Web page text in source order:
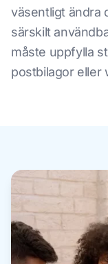
väsentligt ändra
särskilt
måste uppfylla
postbilagor eller